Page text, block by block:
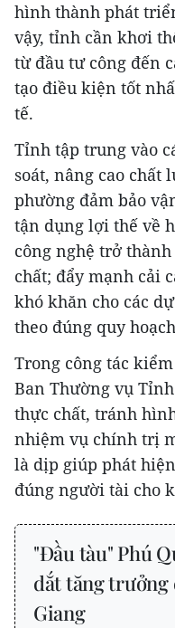
hình thành phát
vậy, tỉnh cần khơi
từ đầu tư công đến
tạo điều kiện tốt
tế.
Tỉnh tập trung vào
soát, nâng cao chất
phường đảm bảo
tận dụng lợi thế về
công nghệ trở
chất; đẩy mạnh cải
khó khăn cho các
theo đúng quy
Trong công tác
Ban Thường vụ
thực chất, tránh
nhiệm vụ chính trị
là dịp giúp phát
đúng người tài cho
"Đầu tàu" Phú
dắt tăng trưởng
Giang